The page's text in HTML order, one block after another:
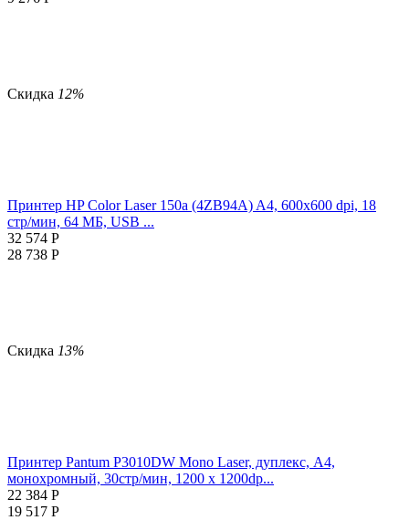
Скидка 12%
Принтер HP Color Laser 150a (4ZB94A) A4, 600x600 dpi, 18
стр/мин, 64 МБ, USB ...
32 574 Р
28 738 Р
Скидка 13%
Принтер Pantum P3010DW Mono Laser, дуплекс, A4,
монохромный, 30стр/мин, 1200 х 1200dp...
22 384 Р
19 517 Р